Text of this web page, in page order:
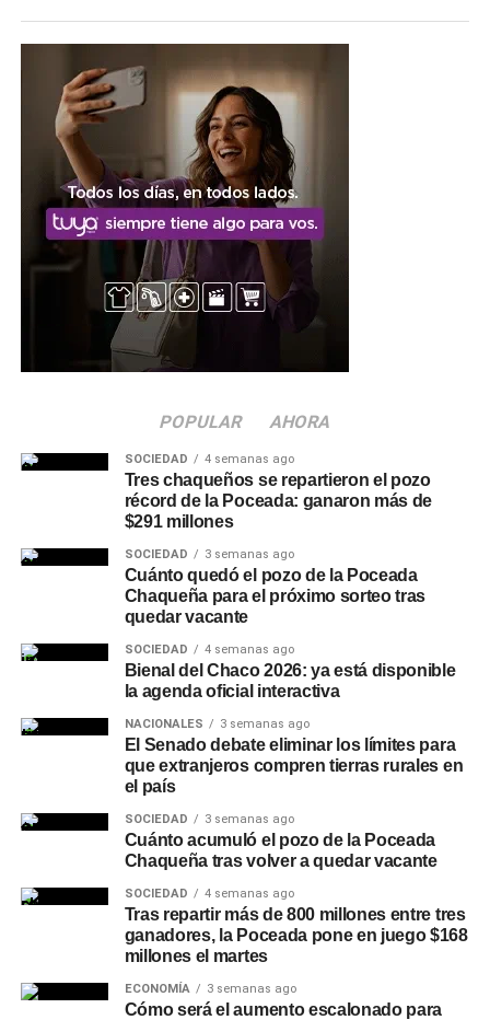
Una articulación entre
distintos organismos
El funcionario provincial subrayó que resulta fundamental
abordar la problemática desde diferentes puntos, en el
marco de la articulación que se da entre el Poder
Ejecutivo y el órgano de justicia, tanto municipal como
provincial. Esa mirada conjunta fue uno de los ejes
centrales del encuentro, que buscó ordenar los próximos
pasos en materia de controles, capacitaciones y
prevención vial.
encuentro
De la reunión participaron el intendente de Charata,
; la jueza de Faltas Provincial, Eliana López
Piccilli; la jueza de Faltas Municipal, Gimena Vázquez; el
director de Zona Interior Charata, Antonio Rudaz; el
secretario de Tránsito, Carlos Aoad; el jefe del 911, Juan
Antonio Cabrera; el representante de Policía Caminera,
Mario Sosa, y el presidente del Concejo Municipal,
Alejandro Barcala.
Más noticias de Charata enCharataChaco.Net.
POPULAR AHORA
SOCIEDAD 4 semanas ago
Tres chaqueños se repartieron el pozo
récord de la Poceada: ganaron más de
$291 millones
SOCIEDAD 3 semanas ago
Cuánto quedó el pozo de la Poceada
Chaqueña para el próximo sorteo tras
quedar vacante
SOCIEDAD 4 semanas ago
Bienal del Chaco 2026: ya está disponible
la agenda oficial interactiva
NACIONALES 3 semanas ago
El Senado debate eliminar los límites para
que extranjeros compren tierras rurales en
el país
SOCIEDAD 3 semanas ago
Cuánto acumuló el pozo de la Poceada
Chaqueña tras volver a quedar vacante
SOCIEDAD 4 semanas ago
Tras repartir más de 800 millones entre tres
ganadores, la Poceada pone en juego $168
millones el martes
ECONOMÍA 3 semanas ago
Cómo será el aumento escalonado para